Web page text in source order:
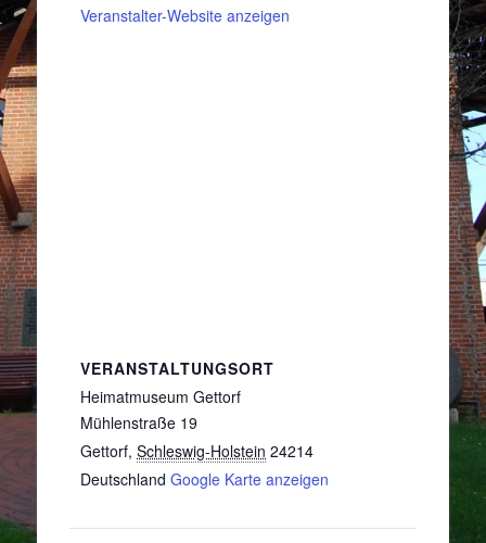
Veranstalter-Website anzeigen
VERANSTALTUNGSORT
Heimatmuseum Gettorf
Mühlenstraße 19
Gettorf, Schleswig-Holstein 24214
Deutschland Google Karte anzeigen